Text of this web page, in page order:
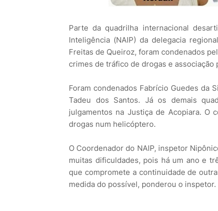
Parte da quadrilha internacional
Inteligência (NAIP) da delegacia
Freitas de Queiroz, foram condenados
crimes de tráfico de drogas e associação
Foram condenados Fabrício Guedes da
Tadeu dos Santos. Já os demais
julgamentos na Justiça de Acopiara. O
drogas num helicóptero.
O Coordenador do NAIP, inspetor
muitas dificuldades, pois há um ano e
que compromete a continuidade de
medida do possível, ponderou o inspetor.